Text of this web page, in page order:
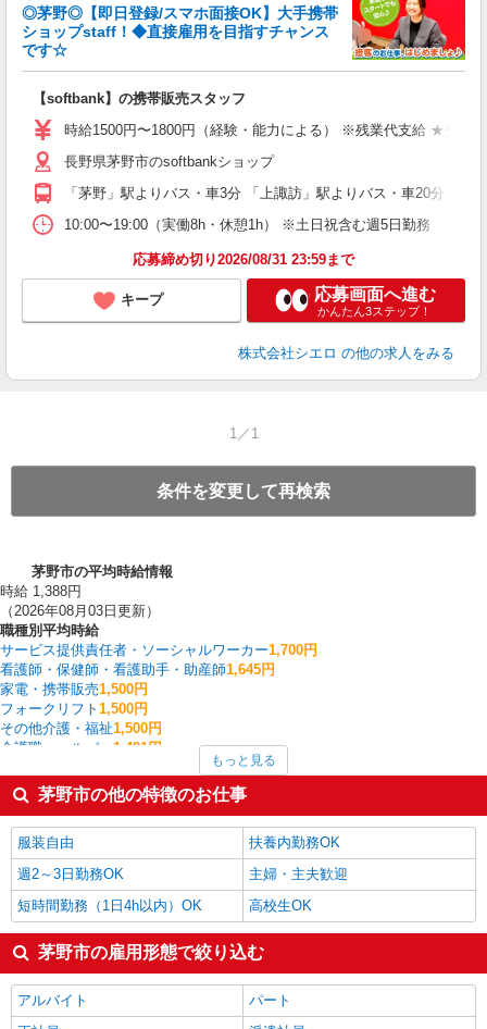
◎茅野◎【即日登録/スマホ面接OK】大手携帯
ショップstaff！◆直接雇用を目指すチャンス
です☆
【softbank】の携帯販売スタッフ
時給1500円〜1800円（経験・能力による） ※残業代支給 ★交通
長野県茅野市のsoftbankショップ
「茅野」駅よりバス・車3分 「上諏訪」駅よりバス・車20分
10:00〜19:00（実働8h・休憩1h） ※土日祝含む週5日勤務
応募締め切り2026/08/31 23:59まで
キープ 応募画面へ進む
かんたん3ステップ！
株式会社シエロ の他の求人をみる
1／1
条件を変更して再検索
茅野市の平均時給情報
時給 1,388円
（2026年08月03日更新）
職種別平均時給
サービス提供責任者・ソーシャルワーカー1,700円
看護師・保健師・看護助手・助産師1,645円
家電・携帯販売1,500円
フォークリフト 1,500円
その他介護・福祉1,500円
介護職・ヘルパー 1,481円
ファストフード・デリ1,379円
梱包・仕分け・ピッキング1,354円
調理・調理補助・調理師1,350円
茅野市の他の職種の平均時給を見る
もっと見る
茅野市の他の特徴のお仕事
服装自由
扶養内勤務OK
週2～3日勤務OK
主婦・主夫歓迎
短時間勤務（1日4h以内）OK
高校生OK
茅野市の雇用形態で絞り込む
アルバイト
パート